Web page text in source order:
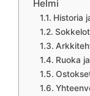
Helmi
Historia
Ruoka